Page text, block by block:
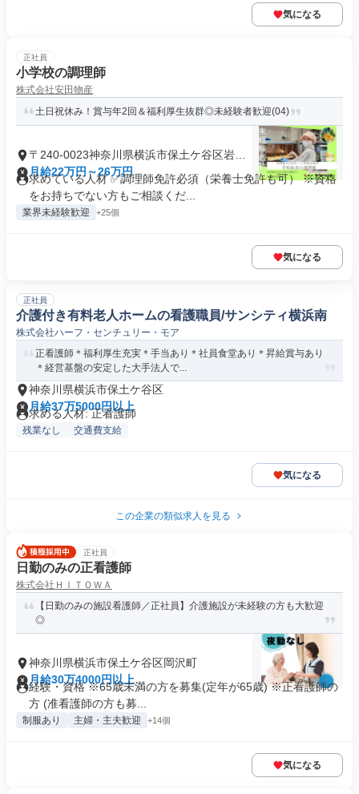
気になる
正社員
小学校の調理師
株式会社安田物産
土日祝休み！賞与年2回＆福利厚生抜群◎未経験者歓迎(04)
〒240-0023神奈川県横浜市保土ケ谷区岩井
町
月給22万円～26万円
求めている人材 ✅調理師免許必須（栄養士免許も可） ※資格
をお持ちでない方もご相談くだ...
業界未経験歓迎 +25個
気になる
正社員
介護付き有料老人ホームの看護職員/サンシティ横浜南
株式会社ハーフ・センチュリー・モア
正看護師＊福利厚生充実＊手当あり＊社員食堂あり＊昇給賞与あり
＊経営基盤の安定した大手法人で...
神奈川県横浜市保土ケ谷区
月給37万5000円以上
求める人材: 正看護師
残業なし 交通費支給
気になる
この企業の類似求人を見る
正社員
日勤のみの正看護師
株式会社ＨＩＴＯＷＡ
【日勤のみの施設看護師／正社員】介護施設が未経験の方も大歓迎
◎
神奈川県横浜市保土ケ谷区岡沢町
月給30万4000円以上
経験・資格 ※65歳未満の方を募集(定年が65歳) ※正看護師の
方 (准看護師の方も募...
制服あり 主婦・主夫歓迎 +14個
気になる